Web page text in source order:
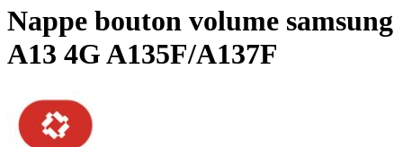
Nappe bouton volume samsung
A13 4G A135F/A137F